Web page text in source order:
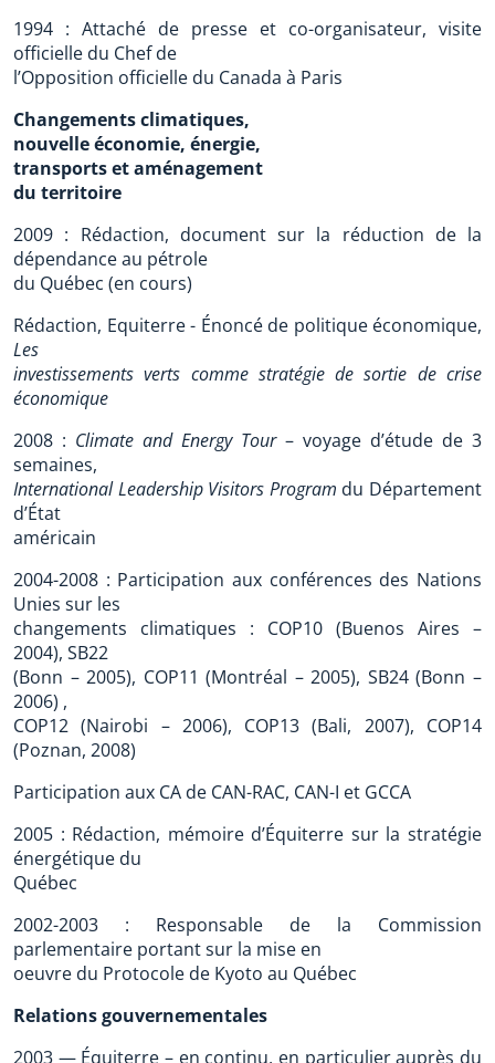
1994 : Attaché de presse et co-organisateur, visite
officielle du Chef de
l’Opposition officielle du Canada à Paris
Changements climatiques,
nouvelle économie, énergie,
transports et aménagement
du territoire
2009 : Rédaction, document sur la réduction de la
dépendance au pétrole
du Québec (en cours)
Rédaction, Equiterre - Énoncé de politique économique,
Les
investissements verts comme stratégie de sortie de crise
économique
2008 : Climate and Energy Tour– voyage d’étude de 3
semaines,
International Leadership Visitors Program du Département
d’État
américain
2004-2008 : Participation aux conférences des Nations
Unies sur les
changements climatiques : COP10 (Buenos Aires –
2004), SB22
(Bonn – 2005), COP11 (Montréal – 2005), SB24 (Bonn –
2006) ,
COP12 (Nairobi – 2006), COP13 (Bali, 2007), COP14
(Poznan, 2008)
Participation aux CA de CAN-RAC, CAN-I et GCCA
2005 : Rédaction, mémoire d’Équiterre sur la stratégie
énergétique du
Québec
2002-2003 : Responsable de la Commission
parlementaire portant sur la mise en
oeuvre du Protocole de Kyoto au Québec
Relations gouvernementales
2003 — Équiterre – en continu, en particulier auprès du